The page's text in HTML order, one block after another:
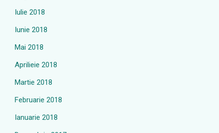
Iulie 2018
Iunie 2018
Mai 2018
Aprilieie 2018
Martie 2018
Februarie 2018
Ianuarie 2018